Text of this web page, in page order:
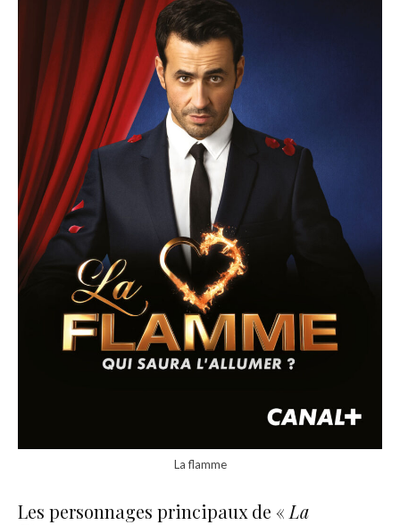
La flamme
Les personnages principaux de « La